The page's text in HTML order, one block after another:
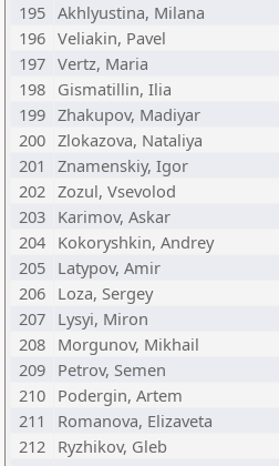
195 Akhlyustina, Milana
196 Veliakin, Pavel
197 Vertz, Maria
198 Gismatillin, Ilia
199 Zhakupov, Madiyar
200 Zlokazova, Nataliya
201
Znamenskiy, Igor
202 Zozul, Vsevolod
203 Karimov, Askar
204 Kokoryshkin, Andrey
205 Latypov, Amir
206 Loza, Sergey
207 Lysyi, Miron
208 Morgunov, Mikhail
209 Petrov, Semen
210 Podergin, Artem
211
Romanova, Elizaveta
212 Ryzhikov, Gleb